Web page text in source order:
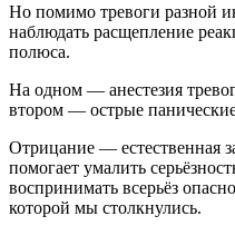
Но помимо тревоги разной
наблюдать расщепление
полюса.
На одном — анестезия
втором — острые
Отрицание — естественная
помогает умалить
воспринимать всерьёз
которой мы столкнулись.